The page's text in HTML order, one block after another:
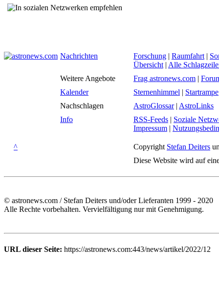
Nachrichten Forschung | Raumfahrt |
Übersicht | Alle
Weitere Angebote
Frag astronews.com |
Kalender
Sternenhimmel | Startrampe
Nachschlagen
AstroGlossar| AstroLinks
Info
RSS-Feeds | Soziale
Impressum |
^ Copyright Stefan Deiters
Diese Website wird auf
© astronews.com / Stefan Deiters und/oder Lieferanten 1999 - 2020
Alle Rechte vorbehalten. Vervielfältigung nur mit Genehmigung.
URL dieser Seite: https://astronews.com:443/news/artikel/2022/12